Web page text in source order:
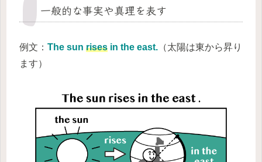
一般的な事実や真理を表す
例文： The sun rises in the east. （太陽は東から昇り
ます）